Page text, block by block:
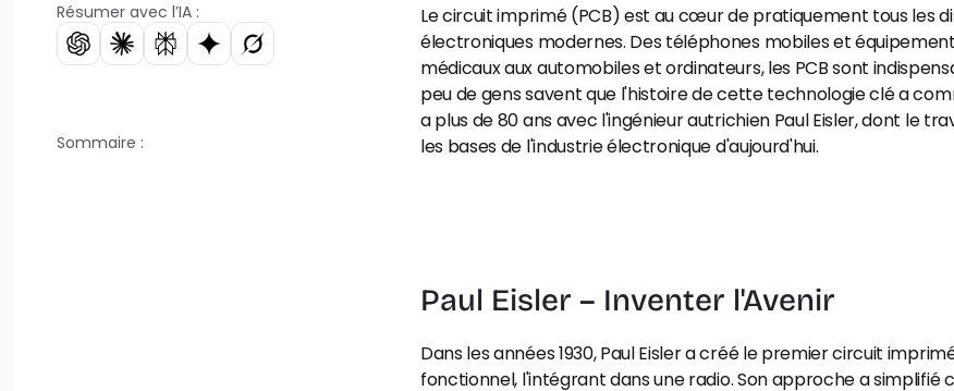
Résumer avec l’IA :
Sommaire :
Le circuit imprimé (PCB) est au cœur de pratiquement tous les
électroniques modernes. Des téléphones mobiles et
médicaux aux automobiles et ordinateurs, les PCB sont
peu de gens savent que l'histoire de cette technologie clé a
a plus de 80 ans avec l'ingénieur autrichien Paul Eisler, dont le
les bases de l'industrie électronique d'aujourd'hui.
Paul Eisler – Inventer l'Avenir
Dans les années 1930, Paul Eisler a créé le premier circuit
fonctionnel, l'intégrant dans une radio. Son approche a simplifié